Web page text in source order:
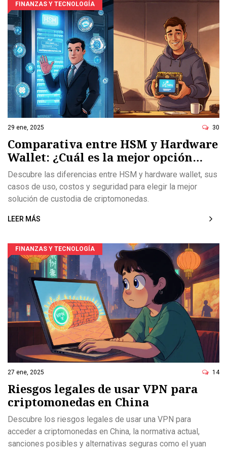
FINANZAS Y TECNOLOGÍA
29 ene, 2025 30
Comparativa entre HSM y Hardware
Wallet: ¿Cuál es la mejor opción
para custodiar criptomonedas?
Descubre las diferencias entre HSM y hardware wallet, sus
casos de uso, costos y seguridad para elegir la mejor
solución de custodia de criptomonedas.
LEER MÁS
FINANZAS Y TECNOLOGÍA
27 ene, 2025 14
Riesgos legales de usar VPN para
criptomonedas en China
Descubre los riesgos legales de usar una VPN para
acceder a criptomonedas en China, la normativa actual,
sanciones posibles y alternativas seguras como el yuan